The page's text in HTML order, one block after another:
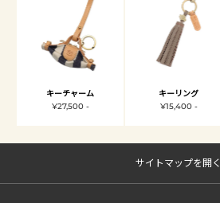
キーチャーム
¥27,500 -
キーリング
¥15,400 -
サイトマップを開く